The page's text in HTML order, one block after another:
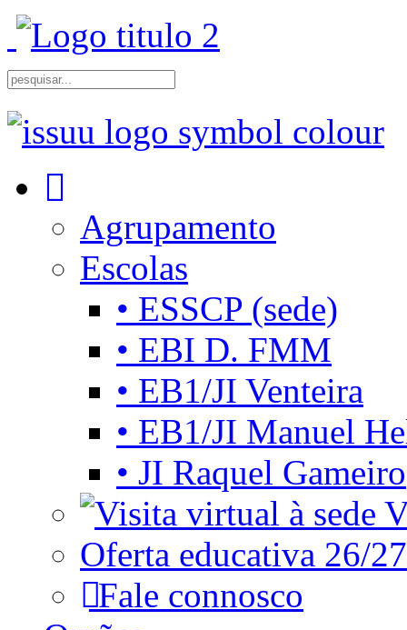
Agrupamento
Escolas
• ESSCP (sede)
• EBI D. FMM
• EB1/JI Venteira
• EB1/JI Manuel
• JI Raquel Gameiro
Oferta educativa 26/27
Fale connosco